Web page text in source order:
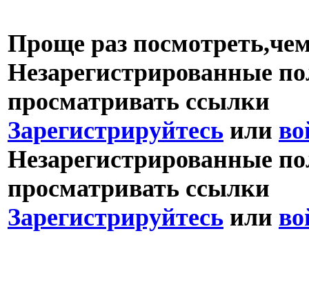
Проще раз
Незарегистрированные
просматривать ссылки
Зарегистрируйтесь или
Незарегистрированные
просматривать ссылки
Зарегистрируйтесь или